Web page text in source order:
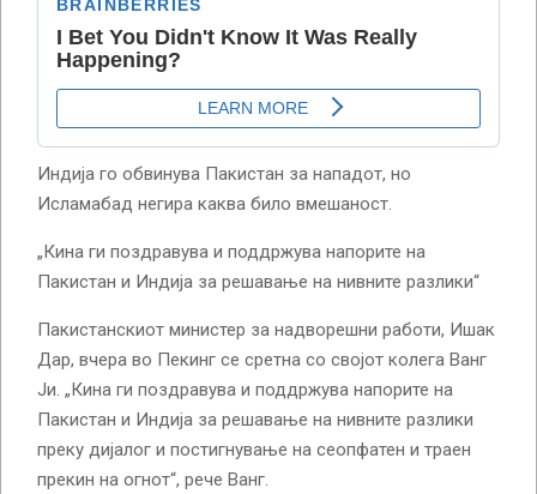
Индија го обвинува Пакистан за нападот, но
Исламабад негира каква било вмешаност.
„Кина ги поздравува и поддржува напорите на
Пакистан и Индија за решавање на нивните разлики“
Пакистанскиот министер за надворешни работи, Ишак
Дар, вчера во Пекинг се сретна со својот колега Ванг
Ји. „Кина ги поздравува и поддржува напорите на
Пакистан и Индија за решавање на нивните разлики
преку дијалог и постигнување на сеопфатен и траен
прекин на огнот“, рече Ванг.